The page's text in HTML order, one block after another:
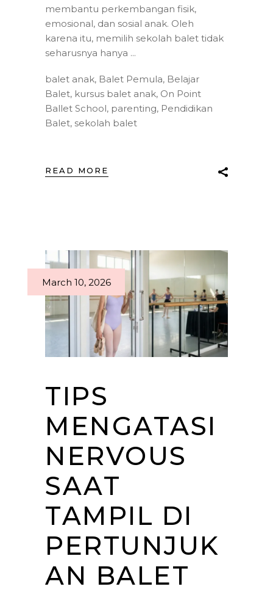
membantu perkembangan fisik,
emosional, dan sosial anak. Oleh
karena itu, memilih sekolah balet tidak
seharusnya hanya
balet anak, Balet Pemula, Belajar
Balet, kursus balet anak, On Point
Ballet School, parenting, Pendidikan
Balet, sekolah balet
READ MORE
March 10, 2026
TIPS
MENGATASI
NERVOUS
SAAT
TAMPIL DI
PERTUNJUK
AN BALET